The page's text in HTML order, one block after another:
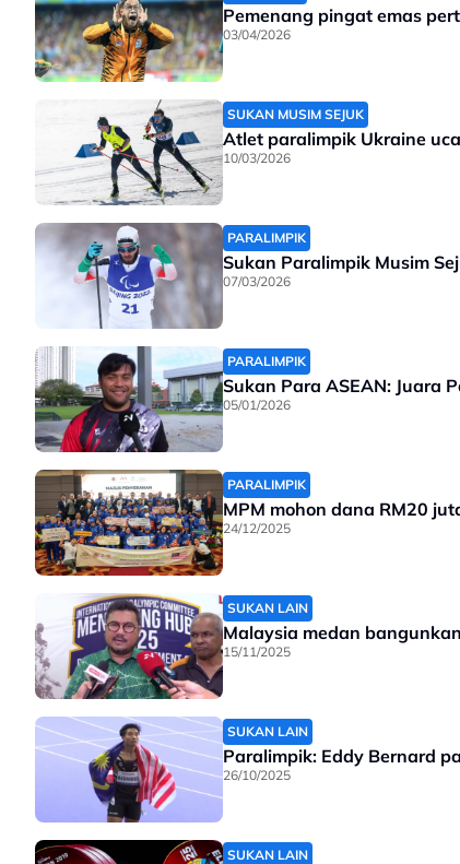
Pemenang pingat emas
03/04/2026
SUKAN MUSIM SEJUK
Atlet paralimpik Ukraine
10/03/2026
PARALIMPIK
Sukan Paralimpik Musim
07/03/2026
PARALIMPIK
Sukan Para ASEAN: Juara
05/01/2026
PARALIMPIK
MPM mohon dana RM20
24/12/2025
SUKAN LAIN
Malaysia medan
15/11/2025
SUKAN LAIN
Paralimpik: Eddy Bernard
26/10/2025
SUKAN LAIN